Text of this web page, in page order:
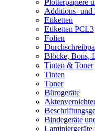
Plotterpapiere
Additions- und
Etiketten
Etiketten PCL3
Folien
Blöcke, Bons,
Tinten & Toner
Tinten
Toner
Bürogeräte
Bindegeräte